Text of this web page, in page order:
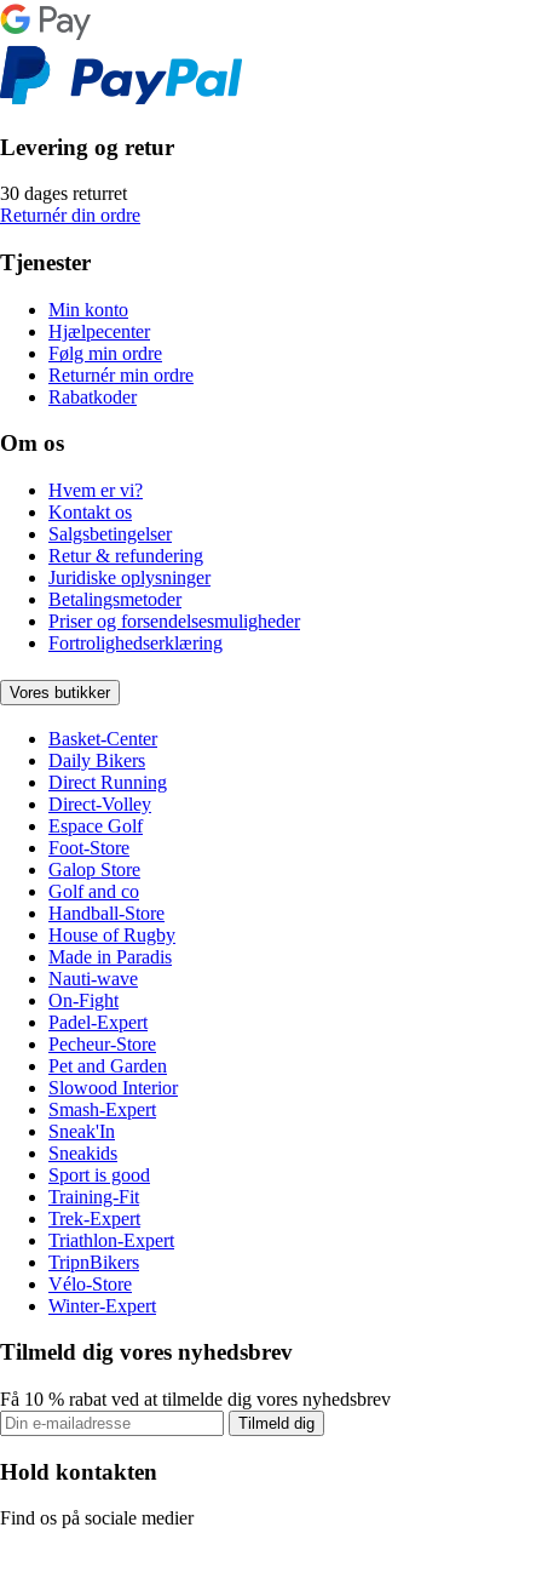
Levering og retur
30 dages returret
Returnér din ordre
Tjenester
Min konto
Hjælpecenter
Følg min ordre
Returnér min ordre
Rabatkoder
Om os
Hvem er vi?
Kontakt os
Salgsbetingelser
Retur & refundering
Juridiske oplysninger
Betalingsmetoder
Priser og forsendelsesmuligheder
Fortrolighedserklæring
Vores butikker
Basket-Center
Daily Bikers
Direct Running
Direct-Volley
Espace Golf
Foot-Store
Galop Store
Golf and co
Handball-Store
House of Rugby
Made in Paradis
Nauti-wave
On-Fight
Padel-Expert
Pecheur-Store
Pet and Garden
Slowood Interior
Smash-Expert
Sneak'In
Sneakids
Sport is good
Training-Fit
Trek-Expert
Triathlon-Expert
TripnBikers
Vélo-Store
Winter-Expert
Tilmeld dig vores nyhedsbrev
Få 10 % rabat ved at tilmelde dig vores nyhedsbrev
Tilmeld dig
Hold kontakten
Find os på sociale medier